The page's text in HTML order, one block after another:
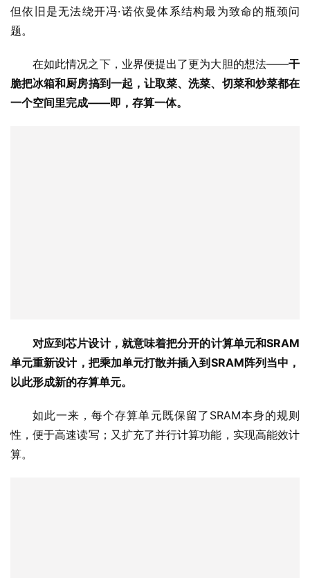
但依旧是无法绕开冯·诺依曼体系结构最为致命的瓶颈问
题。
在如此情况之下，业界便提出了更为大胆的想法——干
脆把冰箱和厨房搞到一起，让取菜、洗菜、切菜和炒菜都在
一个空间里完成——即，存算一体。
对应到芯片设计，就意味着把分开的计算单元和SRAM
单元重新设计，把乘加单元打散并插入到SRAM阵列当中，
以此形成新的存算单元。
如此一来，每个存算单元既保留了SRAM本身的规则
性，便于高速读写；又扩充了并行计算功能，实现高能效计
算。